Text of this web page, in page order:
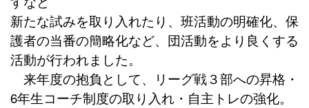
新たな試みを取り入れたり、班活動の明確化、保
護者の当番の簡略化など、団活動をより良くする
活動が行われました。
来年度の抱負として、リーグ戦３部への昇格・
6年生コーチ制度の取り入れ・自主トレの強化。